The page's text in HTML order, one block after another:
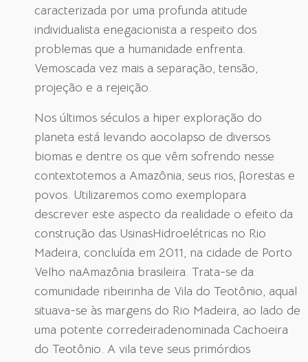
caracterizada por uma profunda atitude
individualista enegacionista a respeito dos
problemas que a humanidade enfrenta.
Vemoscada vez mais a separação, tensão,
projeção e a rejeição.
Nos últimos séculos a hiper exploração do
planeta está levando aocolapso de diversos
biomas e dentre os que vêm sofrendo nesse
contextotemos a Amazônia, seus rios, florestas e
povos. Utilizaremos como exemplopara
descrever este aspecto da realidade o efeito da
construção das UsinasHidroelétricas no Rio
Madeira, concluída em 2011, na cidade de Porto
Velho naAmazônia brasileira. Trata-se da
comunidade ribeirinha de Vila do Teotônio, aqual
situava-se às margens do Rio Madeira, ao lado de
uma potente corredeiradenominada Cachoeira
do Teotônio. A vila teve seus primórdios